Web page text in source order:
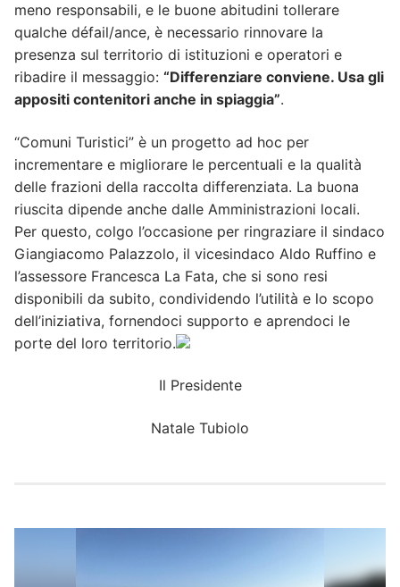
meno responsabili, e le buone abitudini tollerare
qualche défail/ance, è necessario rinnovare la
presenza sul territorio di istituzioni e operatori e
ribadire il messaggio: “Differenziare conviene. Usa gli
appositi contenitori anche in spiaggia”.
“Comuni Turistici” è un progetto ad hoc per
incrementare e migliorare le percentuali e la qualità
delle frazioni della raccolta differenziata. La buona
riuscita dipende anche dalle Amministrazioni locali.
Per questo, colgo l’occasione per ringraziare il sindaco
Giangiacomo Palazzolo, il vicesindaco Aldo Ruffino e
l’assessore Francesca La Fata, che si sono resi
disponibili da subito, condividendo l’utilità e lo scopo
dell’iniziativa, fornendoci supporto e aprendoci le
porte del loro territorio.
Il Presidente
Natale Tubiolo